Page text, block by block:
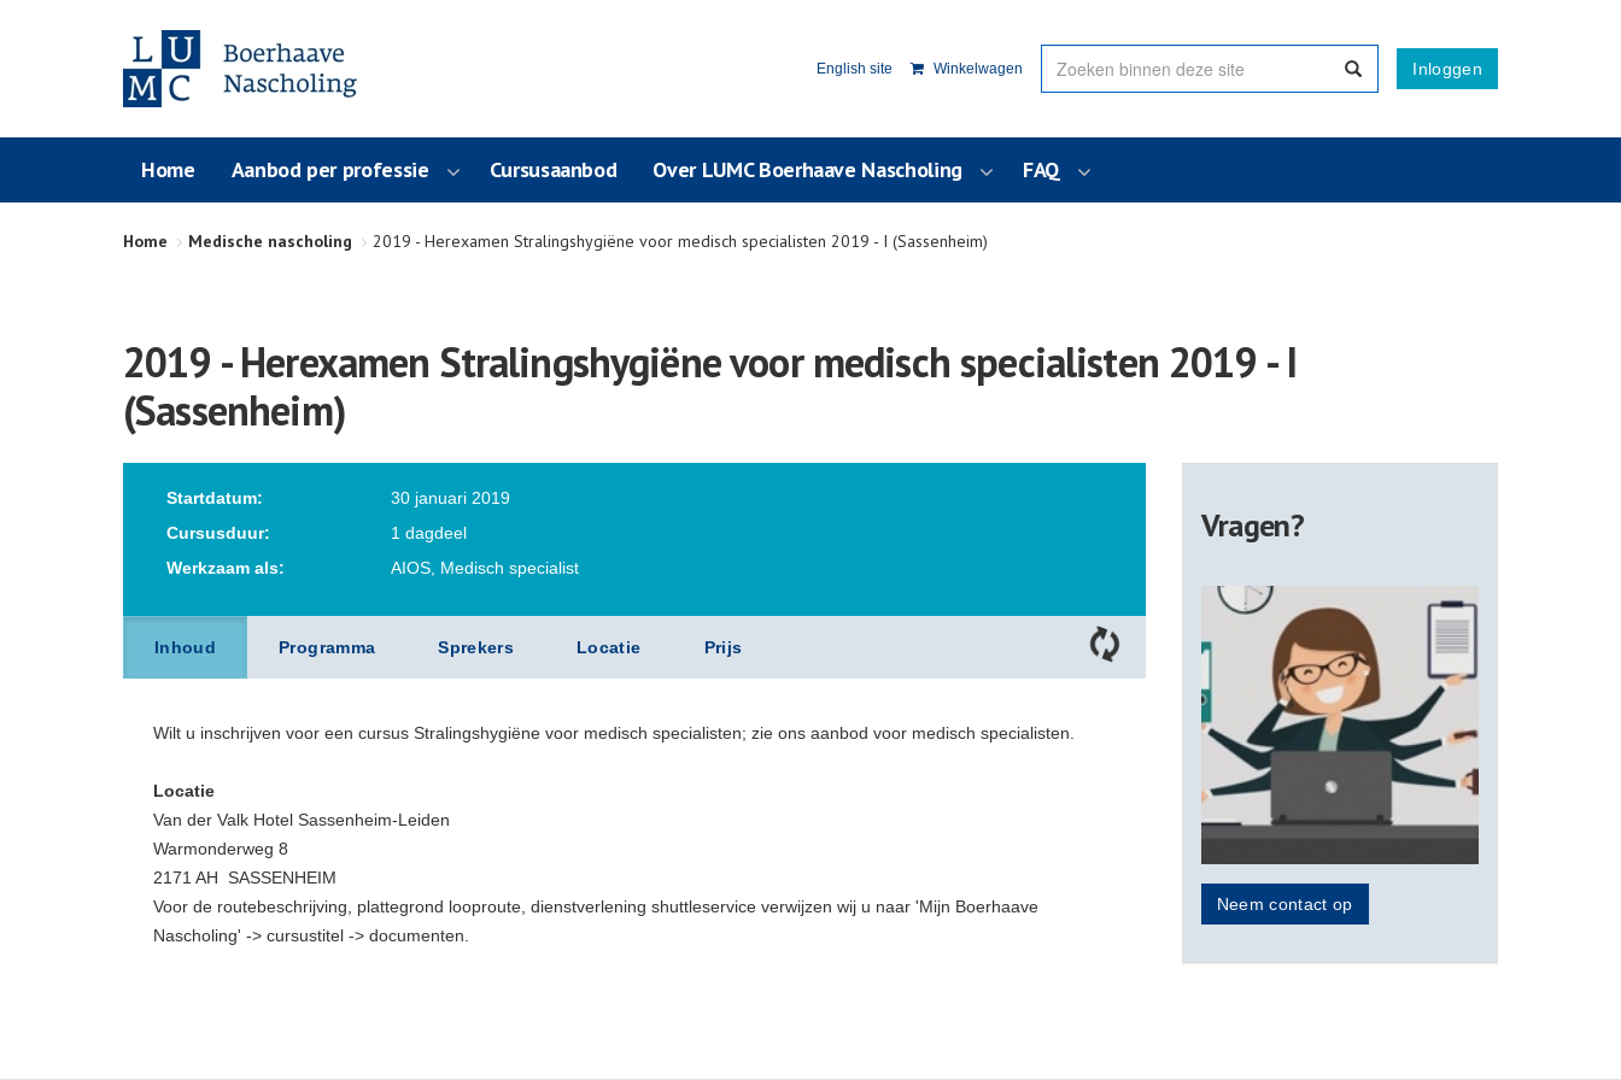
Inloggen
English site Winkelwagen
Home Aanbod per professie Cursusaanbod Over LUMC Boerhaave Nascholing FAQ
Home Medische nascholing 2019 - Herexamen Stralingshygiëne voor medisch specialisten 2019 - I (Sassenheim)
2019 - Herexamen Stralingshygiëne voor medisch specialisten 2019 - I
(Sassenheim)
Startdatum:
30 januari 2019
Cursusduur:
1 dagdeel
Werkzaam als:
AIOS, Medisch specialist
Inhoud Programma Sprekers Locatie Prijs
Wilt u inschrijven voor een cursus Stralingshygiëne voor medisch specialisten; zie ons aanbod voor medisch specialisten.
Locatie
Van der Valk Hotel Sassenheim-Leiden
Warmonderweg 8
2171 AH SASSENHEIM
Voor de routebeschrijving, plattegrond looproute, dienstverlening shuttleservice verwijzen wij u naar 'Mijn Boerhaave
Nascholing' -> cursustitel -> documenten.
Vragen?
Neem contact op